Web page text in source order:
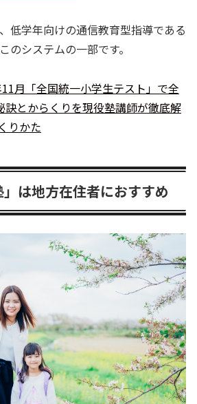
低学年向けの通信教育型指導である
のシステムの一部です。
11月「全国統一小学生テスト」で全
訣とからくりを現役塾講師が徹底解
りかた
」は地方在住者におすすめ